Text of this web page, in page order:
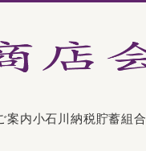
案内小石川納税貯蓄組